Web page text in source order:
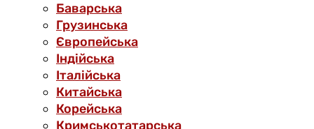
Баварська
Грузинська
Європейська
Індійська
Італійська
Китайська
Корейська
Кримськотатарська